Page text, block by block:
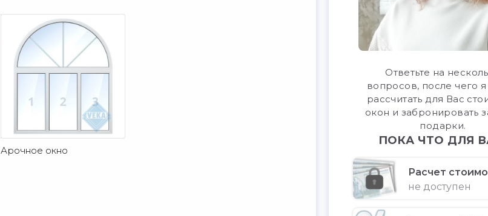
Арочное окно
Расчет
не доступен
ПОКА ЧТО ДЛЯ
Ответьте на
вопросов, после чего
рассчитать для Вас
окон и забронировать
подарки.